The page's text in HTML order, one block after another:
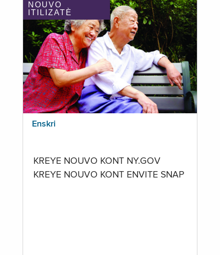
NOUVO
ITILIZATÈ
Enskri
KREYE NOUVO KONT NY.GOV
KREYE NOUVO KONT ENVITE SNAP